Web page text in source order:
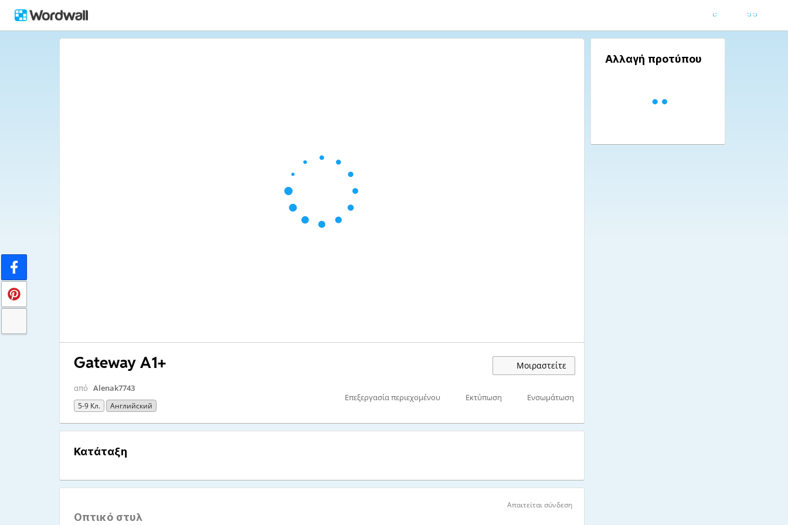
Gateway A1+ Μοιραστείτε
από Alenak7743
5-9 Кл. Английский
Επεξεργασία περιεχομένου Εκτύπωση Ενσωμάτωση
Κατάταξη
Απαιτείται σύνδεση
Οπτικό στυλ
Αλλαγή προτύπου